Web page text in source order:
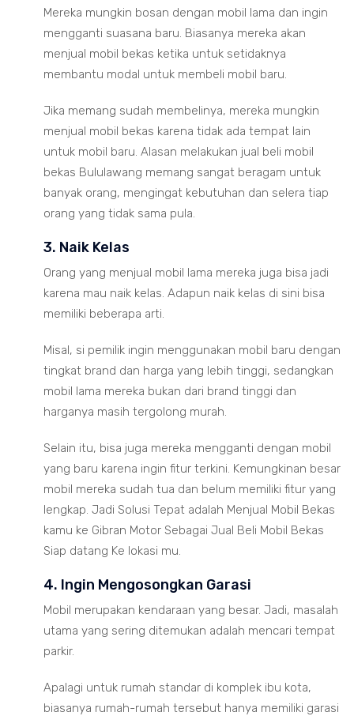
Mereka mungkin bosan dengan mobil lama dan ingin
mengganti suasana baru. Biasanya mereka akan
menjual mobil bekas ketika untuk setidaknya
membantu modal untuk membeli mobil baru.
Jika memang sudah membelinya, mereka mungkin
menjual mobil bekas karena tidak ada tempat lain
untuk mobil baru. Alasan melakukan jual beli mobil
bekas Bululawang memang sangat beragam untuk
banyak orang, mengingat kebutuhan dan selera tiap
orang yang tidak sama pula.
3. Naik Kelas
Orang yang menjual mobil lama mereka juga bisa jadi
karena mau naik kelas. Adapun naik kelas di sini bisa
memiliki beberapa arti.
Misal, si pemilik ingin menggunakan mobil baru dengan
tingkat brand dan harga yang lebih tinggi, sedangkan
mobil lama mereka bukan dari brand tinggi dan
harganya masih tergolong murah.
Selain itu, bisa juga mereka mengganti dengan mobil
yang baru karena ingin fitur terkini. Kemungkinan besar
mobil mereka sudah tua dan belum memiliki fitur yang
lengkap. Jadi Solusi Tepat adalah Menjual Mobil Bekas
kamu ke Gibran Motor Sebagai Jual Beli Mobil Bekas
Siap datang Ke lokasi mu.
4. Ingin Mengosongkan Garasi
Mobil merupakan kendaraan yang besar. Jadi, masalah
utama yang sering ditemukan adalah mencari tempat
parkir.
Apalagi untuk rumah standar di komplek ibu kota,
biasanya rumah-rumah tersebut hanya memiliki garasi